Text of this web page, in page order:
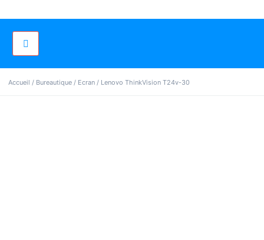
Accueil / Bureautique / Ecran / Lenovo ThinkVision T24v-30